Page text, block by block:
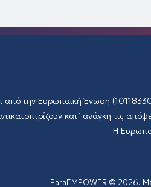
από την Ευρωπαϊκή Ένωση
κατ’ ανάγκη τις
Η
ParaEMPOWER © 2026.